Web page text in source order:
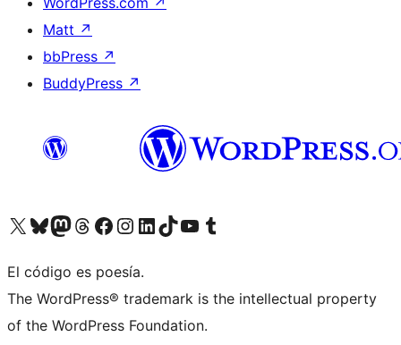
Matt ↗
bbPress ↗
BuddyPress ↗
Visita nuestra cuenta de X (anteriormente Twitter)
Visita nuestra cuenta de Bluesky
Visita nuestra cuenta de Mastodon
Visita nuestra cuenta de Threads
Visita nuestra página de Facebook
Visita nuestra cuenta de Instagram
Visita nuestra cuenta de LinkedIn
Visita nuestra cuenta de TikTok
Visita nuestro canal de YouTube
Visita nuestra cuenta de Tumblr
El código es poesía.
The WordPress® trademark is the intellectual property
of the WordPress Foundation.